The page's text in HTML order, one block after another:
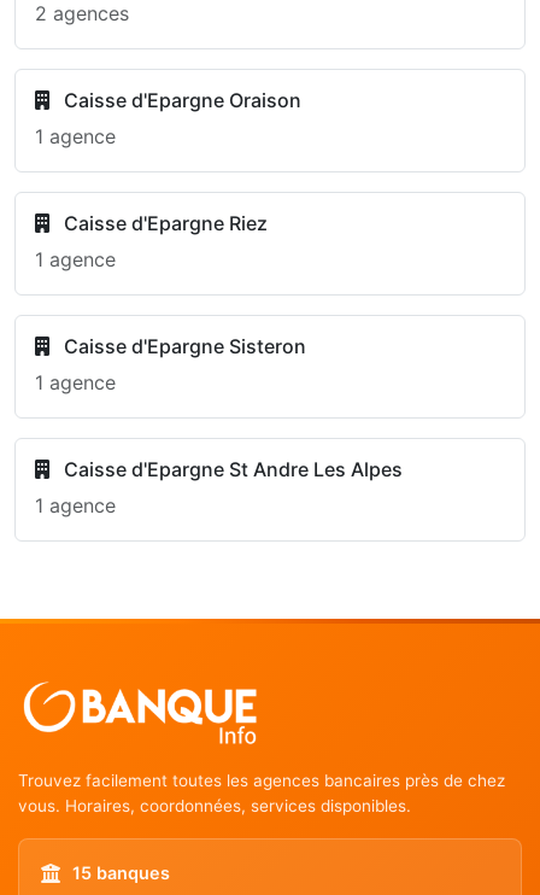
2 agences
Caisse d'Epargne Oraison
1 agence
Caisse d'Epargne Riez
1 agence
Caisse d'Epargne Sisteron
1 agence
Caisse d'Epargne St Andre Les Alpes
1 agence
Trouvez facilement toutes les agences bancaires près de chez
vous. Horaires, coordonnées, services disponibles.
15 banques